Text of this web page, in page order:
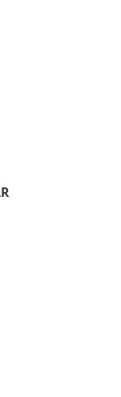
sua
nossos Termos